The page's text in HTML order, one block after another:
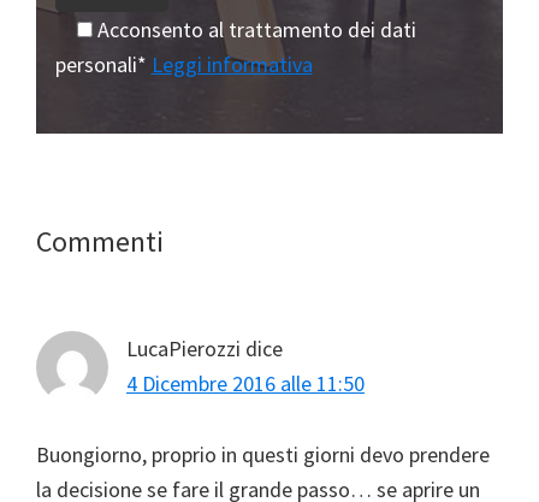
Acconsento al trattamento dei dati
personali* Leggi informativa
Interazioni
lettore
Commenti
LucaPierozzi dice
4 Dicembre 2016 alle 11:50
Buongiorno, proprio in questi giorni devo prendere
la decisione se fare il grande passo… se aprire un